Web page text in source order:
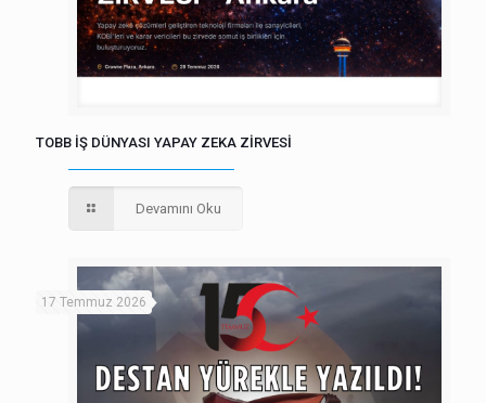
TOBB İŞ DÜNYASI YAPAY ZEKA ZİRVESİ
Devamını Oku
17 Temmuz 2026